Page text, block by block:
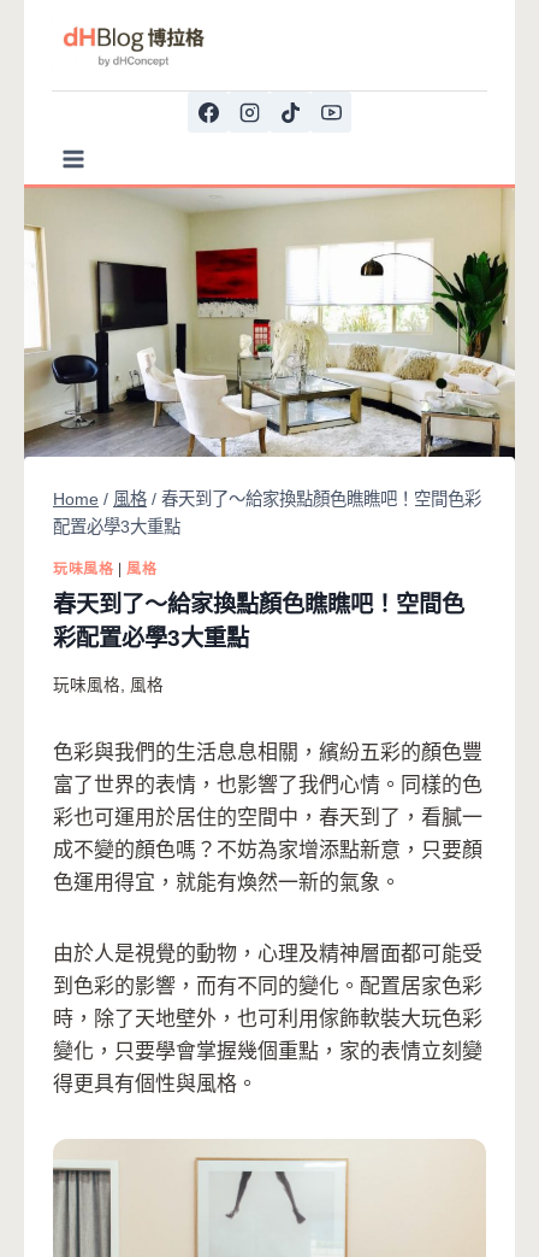
Home / 風格 / 春天到了～給家換點顏色瞧瞧吧！空間色彩
配置必學3大重點
玩味風格 |風格
春天到了～給家換點顏色瞧瞧吧！空間色
彩配置必學3大重點
玩味風格 風格
色彩與我們的生活息息相關，繽紛五彩的顏色豐
富了世界的表情，也影響了我們心情。同樣的色
彩也可運用於居住的空間中，春天到了，看膩一
成不變的顏色嗎？不妨為家增添點新意，只要顏
色運用得宜，就能有煥然一新的氣象。
由於人是視覺的動物，心理及精神層面都可能受
到色彩的影響，而有不同的變化。配置居家色彩
時，除了天地壁外，也可利用傢飾軟裝大玩色彩
變化，只要學會掌握幾個重點，家的表情立刻變
得更具有個性與風格。